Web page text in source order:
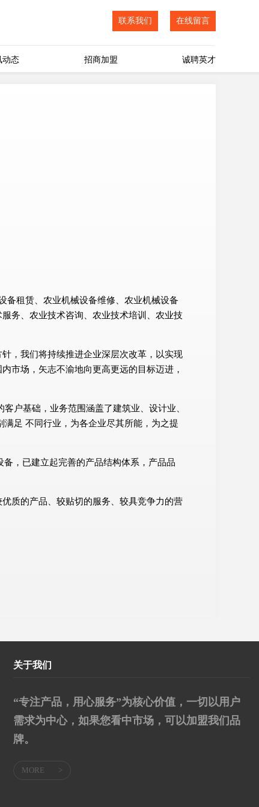
联系我们 在线留言
动态 招商加盟 诚聘英才
备租赁、农业机械设备维修、农业机械设备
务、农业技术咨询、农业技术培训、农业技
，我们将持续推进企业深层次改革，以实现
市场，矢志不渝地向更高更远的目标迈进，
户基础，业务范围涵盖了建筑业、设计业、
足 不同行业，为各企业尽其所能，为之提
，已建立起完善的产品结构体系，产品品
质的产品、较贴切的服务、较具竞争力的营
关于我们
“专注产品，用心服务”为核心价值，一切以用户
需求为中心，如果您看中市场，可以加盟我们品
牌。
MORE >